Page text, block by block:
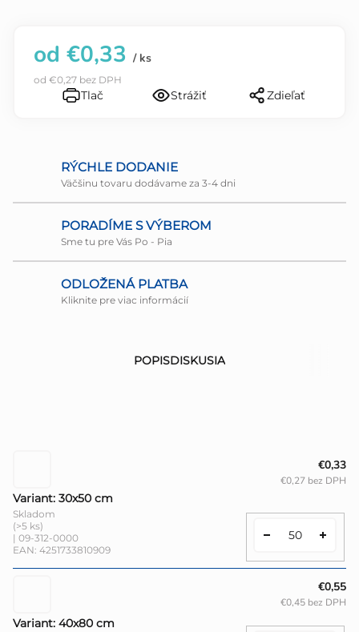
od €0,33 / ks
od €0,27 bez DPH
Tlač Strážiť Zdieľať
RÝCHLE DODANIE
Väčšinu tovaru dodávame za 3-4 dni
PORADÍME S VÝBEROM
Sme tu pre Vás Po - Pia
ODLOŽENÁ PLATBA
Kliknite pre viac informácií
POPISDISKUSIA
Variant: 30x50 cm
Skladom
(>5 ks)
| 09-312-0000
EAN: 4251733810909
€0,33
€0,27 bez DPH
Variant: 40x80 cm
€0,55
€0,45 bez DPH